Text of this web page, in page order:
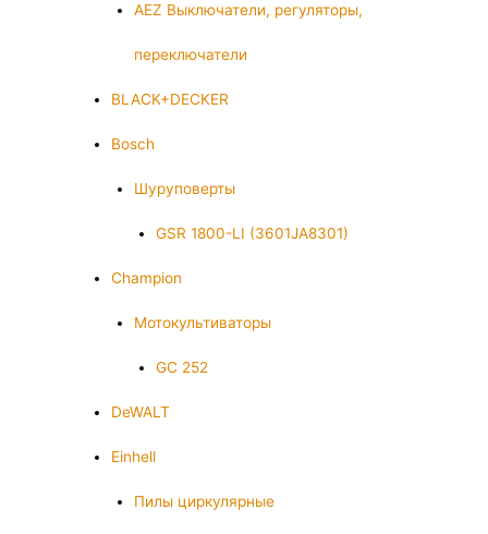
AEZ Выключатели, регуляторы,
переключатели
BLACK+DECKER
Bosch
Шуруповерты
GSR 1800-LI (3601JA8301)
Champion
Мотокультиваторы
GC 252
DeWALT
Einhell
Пилы циркулярные